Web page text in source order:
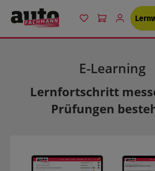
Zum Hauptinhalt springen
Du hast 0
E-Learning
Lernfortschritt
Prüfungen